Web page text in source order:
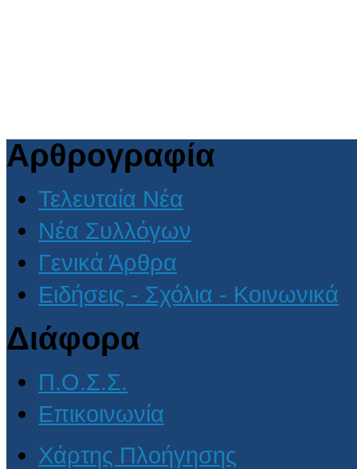
Αρθρογραφία
Τελευταία Νέα
Νέα Συλλόγων
Γενικά Άρθρα
Ειδήσεις - Σχόλια - Κοινωνικά
Διάφορα
Π.Ο.Σ.Σ.
Επικοινωνία
Χάρτης Πλοήγησης